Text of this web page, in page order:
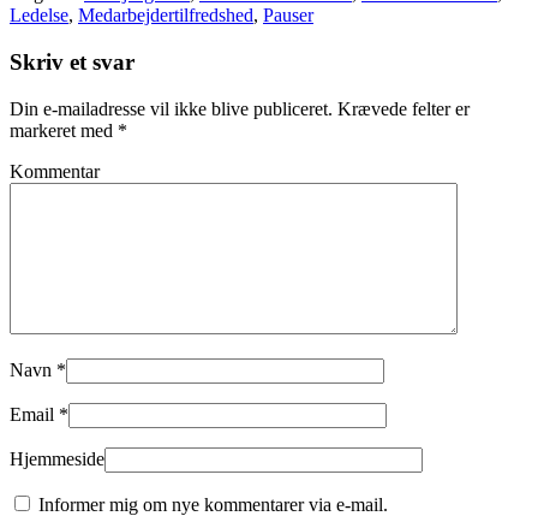
Ledelse, Medarbejdertilfredshed, Pauser
Skriv et svar
Din e-mailadresse vil ikke blive publiceret. Krævede felter er
markeret med *
Kommentar
Navn *
Email *
Hjemmeside
Informer mig om nye kommentarer via e-mail.